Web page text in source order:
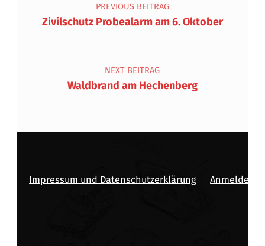
PREVIOUS BEITRAG
Zivilschutz Probealarm am 6. Oktober
NEXT BEITRAG
Waldbrand am Hechenberg
Impressum und Datenschutzerklärung Anmelden